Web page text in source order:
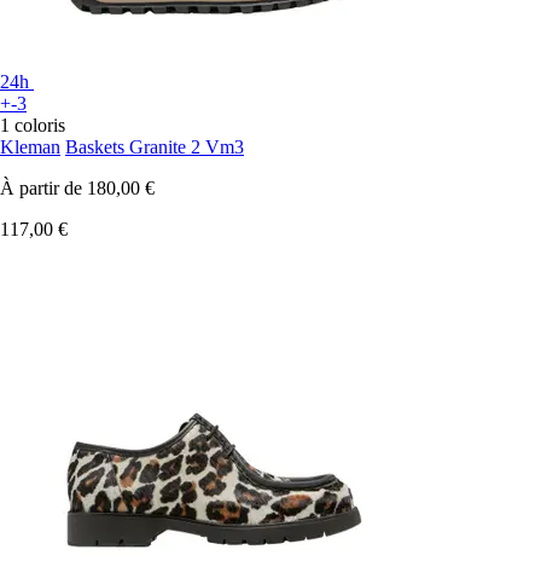
24h
+-3
1 coloris
Kleman Baskets Granite 2 Vm3
À partir de 180,00 €
117,00 €